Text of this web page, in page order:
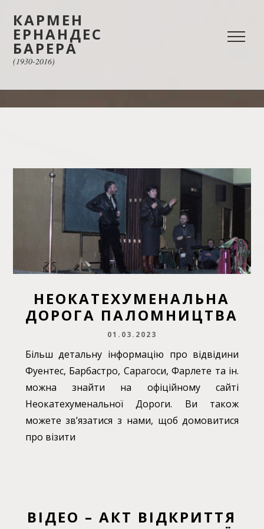
КАРМЕН
ЕРНАНДЕС
БАРЕРА
(1930-2016)
НЕОКАТЕХУМЕНАЛЬНА
ДОРОГА ПАЛОМНИЦТВА
01.03.2023
Більш детальну інформацію про відвідини
Фуентес, Барбастро, Сарагоси, Фарлете та ін.
можна знайти на офіційному сайті
Неокатехуменальної Дороги. Ви також
можете зв’язатися з нами, щоб домовитися
про візити
ВІДЕО – АКТ ВІДКРИТТЯ